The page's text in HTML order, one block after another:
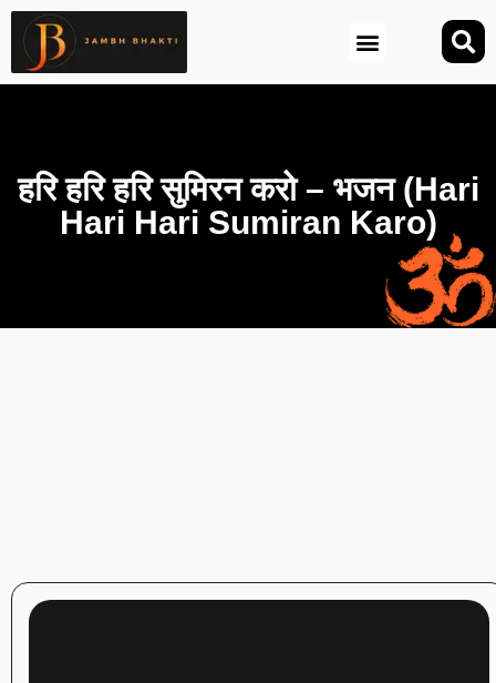
हरि हरि हरि सुमिरन करो – भजन (Hari
Hari Hari Sumiran Karo)